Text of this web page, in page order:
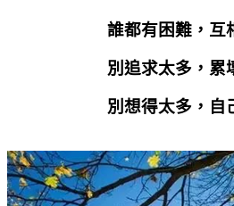
誰都有困難，互
別追求太多，累
別想得太多，自